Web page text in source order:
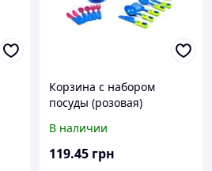
Корзина с набором
посуды (розовая)
В наличии
119.45 грн